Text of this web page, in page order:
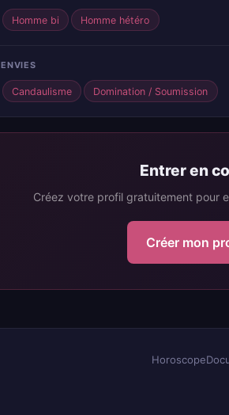
Homme bi Homme hétéro
ENVIES
Candaulisme Domination / Soumission
Entrer en
Créez votre profil gratuitement pour
Créer mon
Horoscope